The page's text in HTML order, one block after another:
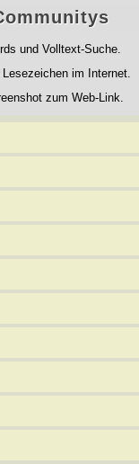
und Volltext-Suche.
im Internet.
zum Web-Link.